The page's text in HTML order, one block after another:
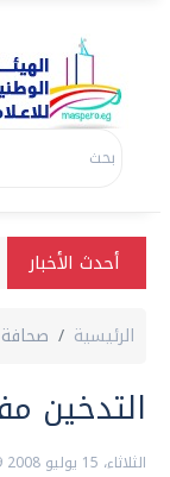
أحدث الأخبار
الرئيسية صحافة
التدخين
الثلاثاء، 15 يوليو 2008 10:39 ص